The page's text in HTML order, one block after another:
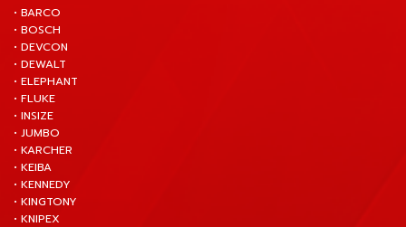
• BARCO
• BOSCH
• DEVCON
• DEWALT
• ELEPHANT
• FLUKE
• INSIZE
• JUMBO
• KARCHER
• KEIBA
• KENNEDY
• KINGTONY
• KNIPEX